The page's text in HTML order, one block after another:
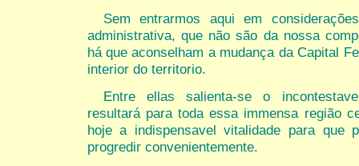
Sem entrarmos aqui em
administrativa, que não são da nossa
há que aconselham a mudança da Capital
interior do territorio.
Entre ellas salienta-se o
resultará para toda essa immensa região
hoje a indispensavel vitalidade para que
progredir convenientemente.